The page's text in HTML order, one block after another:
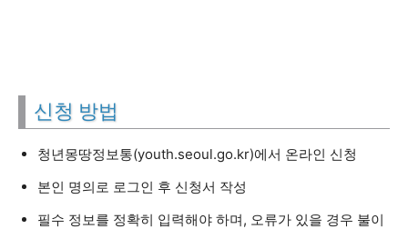
신청 방법
청년몽땅정보통(youth.seoul.go.kr)에서 온라인 신청
본인 명의로 로그인 후 신청서 작성
필수 정보를 정확히 입력해야 하며, 오류가 있을 경우 불이